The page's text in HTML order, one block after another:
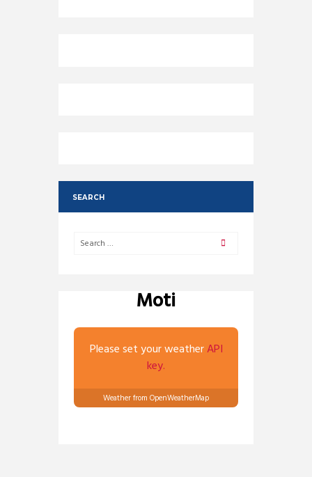
SEARCH
Moti
Please set your weatherAPI
key.
Weather from OpenWeatherMap